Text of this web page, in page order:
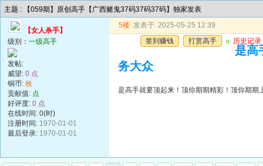
主题 : 【059期】原创高手【广西赌鬼37码37码37码】独家发表
【女人杀手】
级别： 一级高手
发帖:
威望: 0 点
铜币: 枚
贡献值: 点
好评度: 0 点
在线时间: 0(时)
注册时间: 1970-01-01
最后登录: 1970-01-01
5楼 发表于: 2025-05-25 12:39
签到赚钱
打赏高手 u 历史记录
是高
务大众
是高手就要顶起来！顶你期期精彩！顶你期期